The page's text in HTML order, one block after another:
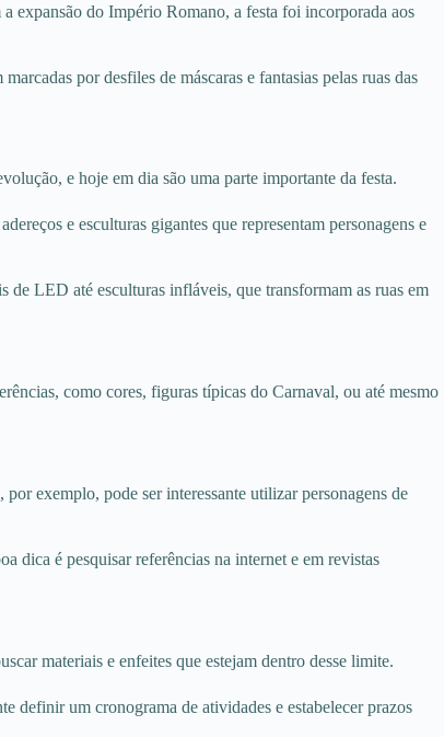
expansão do Império Romano, a festa foi incorporada aos
por desfiles de máscaras e fantasias pelas ruas das
e hoje em dia são uma parte importante da festa.
e esculturas gigantes que representam personagens e
de LED até esculturas infláveis, que transformam as ruas em
como cores, figuras típicas do Carnaval, ou até mesmo
exemplo, pode ser interessante utilizar personagens de
dica é pesquisar referências na internet e em revistas
materiais e enfeites que estejam dentro desse limite.
definir um cronograma de atividades e estabelecer prazos